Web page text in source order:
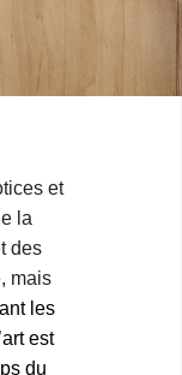
et
la
des
mais
les
est
du